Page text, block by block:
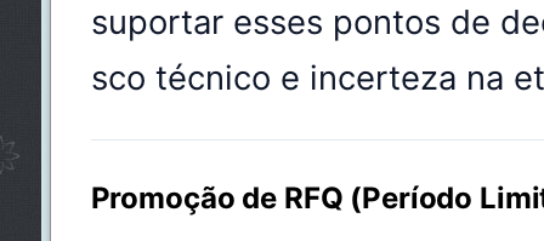
suportar esses pontos de
sco técnico e incerteza na
Promoção de RFQ (Período